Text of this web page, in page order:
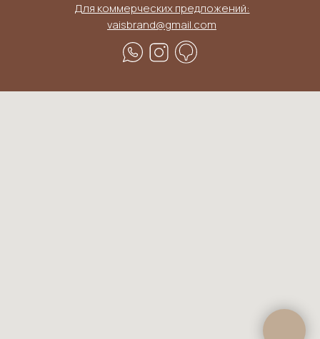
Для коммерческих предложений:
vaisbrand@gmail.com